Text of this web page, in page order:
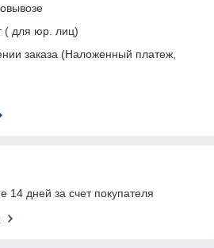
( для юр. лиц)
заказа (Наложенный платеж,
14 дней за счет покупателя